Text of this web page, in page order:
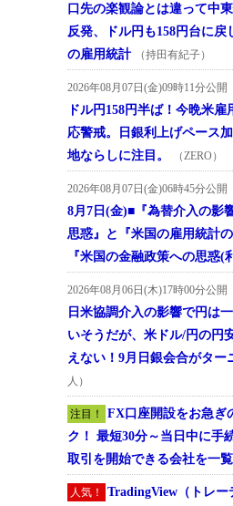
口先の楽観論とは違って中
反発、ドル円も158円台に戻
の雇用統計
（持田有紀子）
2026年08月07日(金)09時11分公開
ドル円158円半ば！今晩米
応警戒。日銀利上げペース
地ならしに注目。
（ZERO）
2026年08月07日(金)06時45分公開
8月7日(金)■『為替介入の影
思惑』と『米国の雇用統計
『米国の金融政策への思惑(
2026年08月06日(木)17時00分公開
日米協調介入の影響で円は
いそうだが、米ドル/円の円
えない！9月日銀会合がタ
人）
注目！
FX口座開設をお急ぎ
ク！ 最短30分～当日中に手
取引を開始できる会社を一覧
人気！
TradingView（トレー